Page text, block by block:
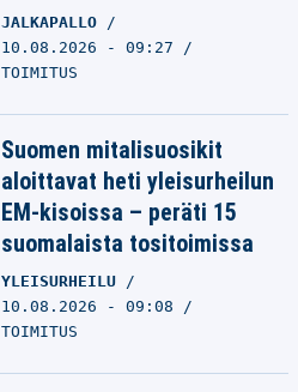
JALKAPALLO
10.08.2026 - 09:27
TOIMITUS
Suomen mitalisuosikit
aloittavat heti yleisurheilun
EM-kisoissa – peräti 15
suomalaista tositoimissa
YLEISURHEILU
10.08.2026 - 09:08
TOIMITUS